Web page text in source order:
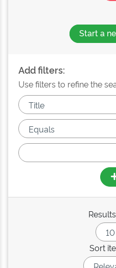
Start a
Add filters:
Use filters to refine the
Sort